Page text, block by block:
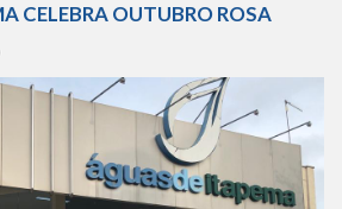
CELEBRA OUTUBRO ROSA